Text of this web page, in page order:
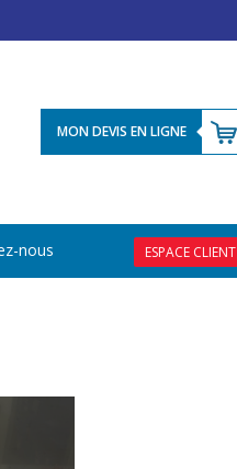
MON DEVIS EN LIGNE
nous ESPACE CLIENT